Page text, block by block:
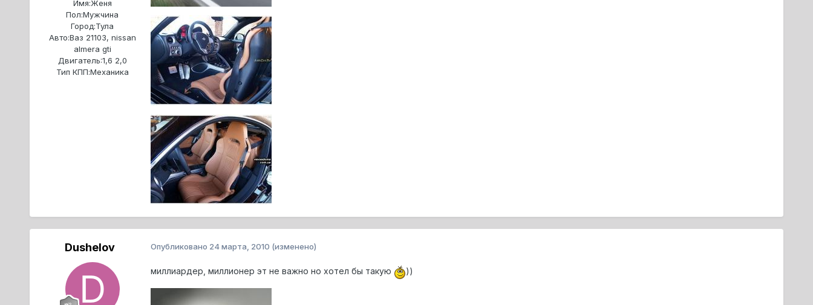
Имя:Женя
Пол:Мужчина
Город:Тула
Авто:Ваз 21103, nissan
almera gti
Двигатель:1,6 2,0
Тип КПП:Механика
Dushelov Опубликовано 24 марта, 2010 (изменено)
миллиардер, миллионер эт не важно но хотел бы такую ))